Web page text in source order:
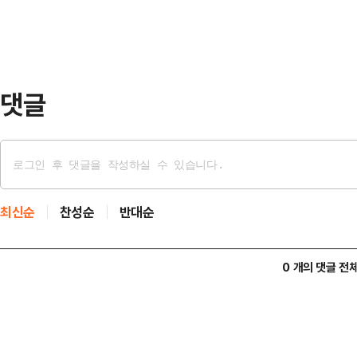
댓글
최신순 찬성순 반대순
0 개의 댓글 전